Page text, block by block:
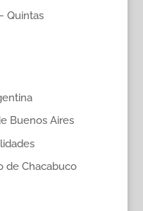
Quintas
Buenos Aires
de Chacabuco